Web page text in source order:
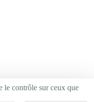
le contrôle sur ceux que